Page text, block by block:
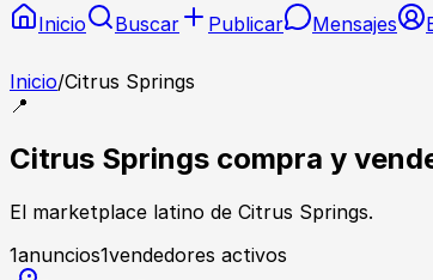
Inicio Buscar Publicar Mensajes
Inicio/Citrus Springs
📍
Citrus Springs compra y
El marketplace latino de Citrus Springs.
1anuncios1vendedores activos